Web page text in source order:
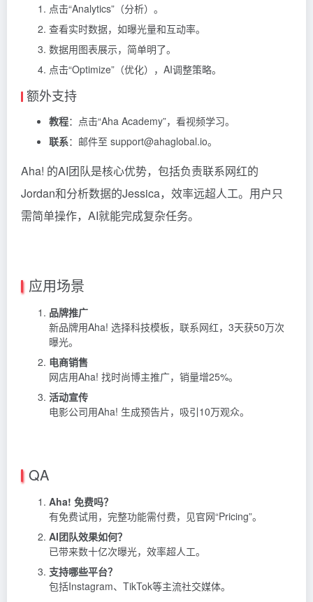
点击“Analytics”（分析）。
查看实时数据，如曝光量和互动率。
数据用图表展示，简单明了。
点击“Optimize”（优化），AI调整策略。
额外支持
教程：点击“Aha Academy”，看视频学习。
联系：邮件至 support@ahaglobal.io。
Aha! 的AI团队是核心优势，包括负责联系网红的
Jordan和分析数据的Jessica，效率远超人工。用户只
需简单操作，AI就能完成复杂任务。
应用场景
品牌推广
新品牌用Aha! 选择科技模板，联系网红，3天获50万次
曝光。
电商销售
网店用Aha! 找时尚博主推广，销量增25%。
活动宣传
电影公司用Aha! 生成预告片，吸引10万观众。
QA
Aha! 免费吗？
有免费试用，完整功能需付费，见官网“Pricing”。
AI团队效果如何？
已带来数十亿次曝光，效率超人工。
支持哪些平台？
包括Instagram、TikTok等主流社交媒体。